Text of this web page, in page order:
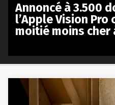
Annoncé à 3.500
l’Apple Vision
moitié moins cher